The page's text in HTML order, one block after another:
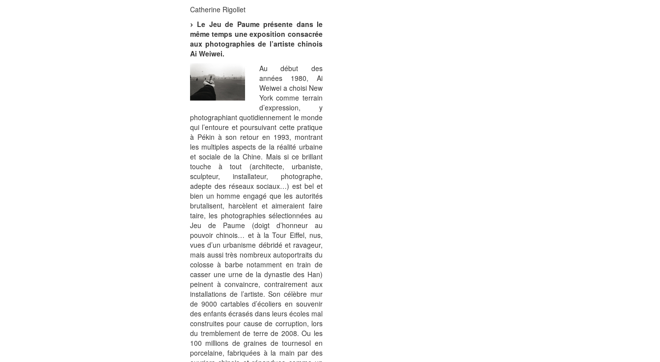
Catherine Rigollet
Le Jeu de Paume présente dans le
même temps une exposition consacrée
aux photographies de l’artiste chinois
Ai Weiwei.
Au début des
années 1980, Ai
Weiwei a choisi New
York comme terrain
d’expression, y
photographiant quotidiennement le monde
qui l’entoure et poursuivant cette pratique
à Pékin à son retour en 1993, montrant
les multiples aspects de la réalité urbaine
et sociale de la Chine. Mais si ce brillant
touche à tout (architecte, urbaniste,
sculpteur, installateur, photographe,
adepte des réseaux sociaux…) est bel et
bien un homme engagé que les autorités
brutalisent, harcèlent et aimeraient faire
taire, les photographies sélectionnées au
Jeu de Paume (doigt d’honneur au
pouvoir chinois… et à la Tour Eiffel, nus,
vues d’un urbanisme débridé et ravageur,
mais aussi très nombreux autoportraits du
colosse à barbe notamment en train de
casser une urne de la dynastie des Han)
peinent à convaincre, contrairement aux
installations de l’artiste. Son célèbre mur
de 9000 cartables d’écoliers en souvenir
des enfants écrasés dans leurs écoles mal
construites pour cause de corruption, lors
du tremblement de terre de 2008. Ou les
100 millions de graines de tournesol en
porcelaine, fabriquées à la main par des